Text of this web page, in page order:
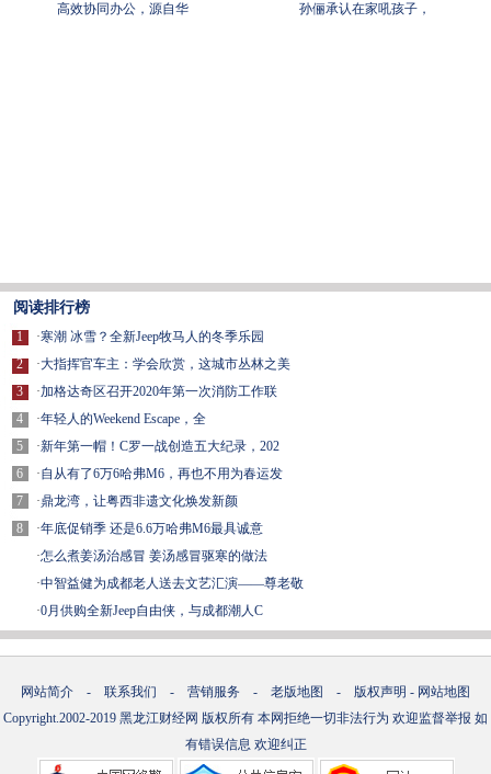
高效协同办公，源自华
孙俪承认在家吼孩子，
阅读排行榜
1
2
3
4
5
6
7
8
·寒潮 冰雪？全新Jeep牧马人的冬季乐园
·大指挥官车主：学会欣赏，这城市丛林之美
·加格达奇区召开2020年第一次消防工作联
·年轻人的Weekend Escape，全
·新年第一帽！C罗一战创造五大纪录，202
·自从有了6万6哈弗M6，再也不用为春运发
·鼎龙湾，让粤西非遗文化焕发新颜
·年底促销季 还是6.6万哈弗M6最具诚意
·怎么煮姜汤治感冒 姜汤感冒驱寒的做法
·中智益健为成都老人送去文艺汇演——尊老敬
·0月供购全新Jeep自由侠，与成都潮人C
网站简介 - 联系我们 - 营销服务 - 老版地图 - 版权声明 - 网站地图
Copyright.2002-2019 黑龙江财经网 版权所有 本网拒绝一切非法行为 欢迎监督举报 如
有错误信息 欢迎纠正